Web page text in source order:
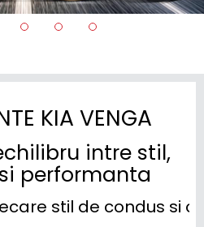
KIA VENGA
intre stil,
performanta
stil de condus si